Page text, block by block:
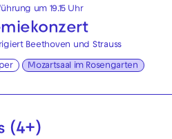
um 19.15 Uhr
Beethoven und Strauss
Mozartsaal im Rosengarten
(4+)